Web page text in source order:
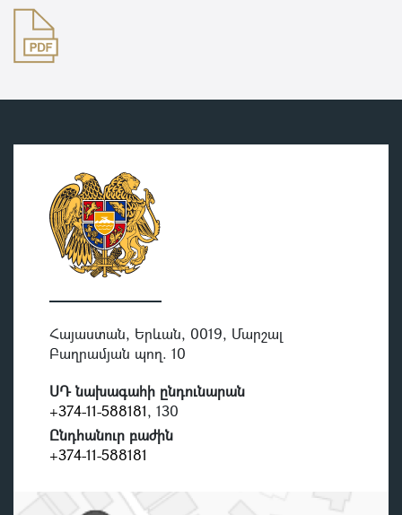
Հայաստան, Երևան, 0019, Մարշալ
Բաղրամյան պող. 10
ՍԴ նախագահի ընդունարան
+374-11-588181, 130
Ընդհանուր բաժին
+374-11-588181